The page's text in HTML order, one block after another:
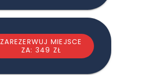
ZAREZERWUJ MIEJSCE
ZA: 349 ZŁ